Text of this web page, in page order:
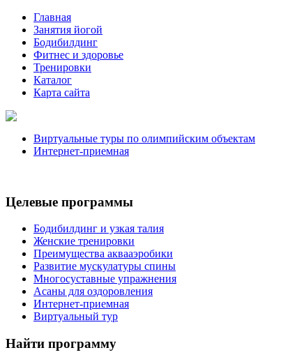
Главная
Занятия йогой
Бодибилдинг
Фитнес и здоровье
Тренировки
Каталог
Карта сайта
Виртуальные туры по олимпийским объектам
Интернет-приемная
Целевые программы
Бодибилдинг и узкая талия
Женские тренировки
Преимущества аквааэробики
Развитие мускулатуры спины
Многосуставные упражнения
Асаны для оздоровления
Интернет-приемная
Виртуальный тур
Найти программу